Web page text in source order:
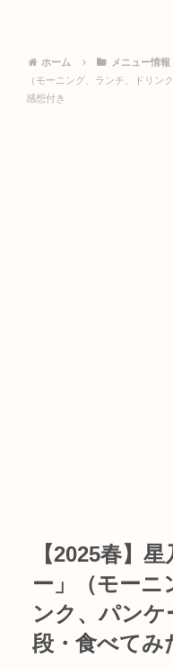
ホーム メニュー情報
（モーニング、ランチ、ドリン
感想付き
【2025春】
ー」（モーニ
ンク、パンケ
段・食べてみ